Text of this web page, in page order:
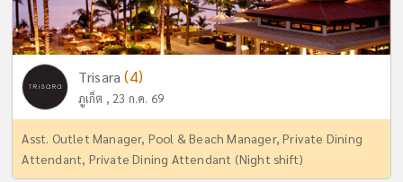
Trisara(4)
ภูเก็ต , 23 ก.ค. 69
Asst. Outlet Manager, Pool & Beach Manager, Private Dining
Attendant, Private Dining Attendant (Night shift)